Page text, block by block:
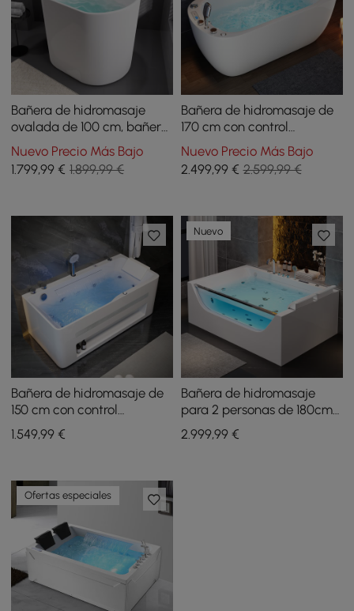
Bañera de hidromasaje
ovalada de 100 cm, bañera
profunda con control de
termostato y 12 chorros de
masaje
Nuevo Precio Más Bajo
1.799,99 € 1.899,99 €
Bañera de hidromasaje de
170 cm con control
termostático, 11 chorros de
masaje, almohada LED con
cascada
Nuevo Precio Más Bajo
2.499,99€ 2.599,99 €
Bañera de hidromasaje de
150 cm con control
termostático, chorros de
masaje e iluminación LED
1.549,99 €
Nuevo
Bañera de hidromasaje
para 2 personas de 180cm
con 18 chorros y control de
termostato
2.999,99€
Ofertas especiales